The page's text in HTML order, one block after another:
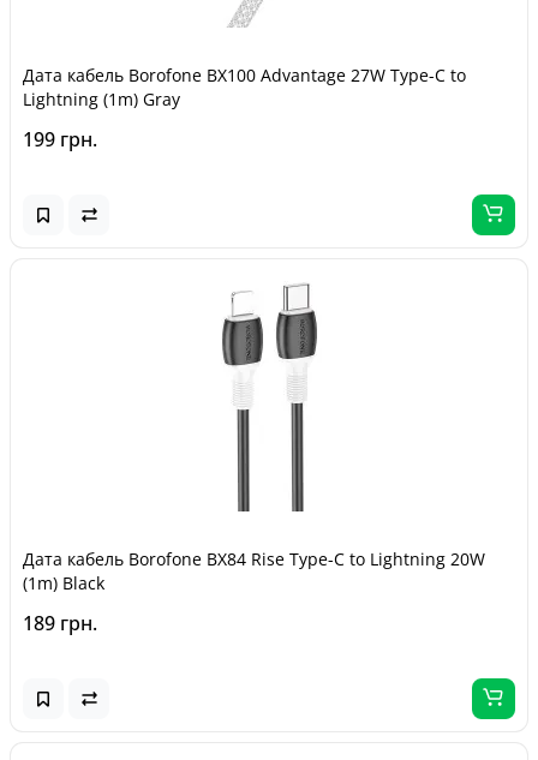
Дата кабель Borofone BX100 Advantage 27W Type-C to
Lightning (1m) Gray
199 грн.
Дата кабель Borofone BX84 Rise Type-C to Lightning 20W
(1m) Black
189 грн.